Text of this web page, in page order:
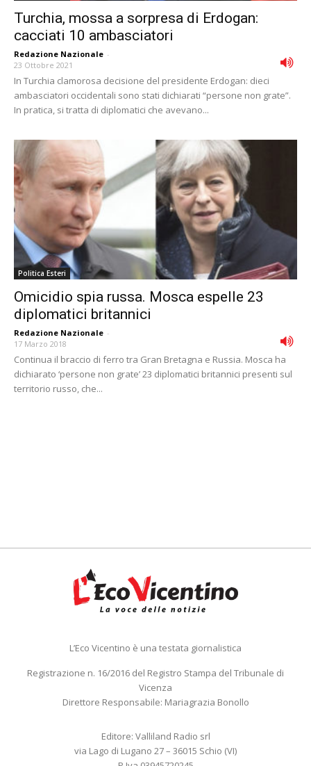
Turchia, mossa a sorpresa di Erdogan:
cacciati 10 ambasciatori
Redazione Nazionale -
23 Ottobre 2021
In Turchia clamorosa decisione del presidente Erdogan: dieci
ambasciatori occidentali sono stati dichiarati “persone non grate”.
In pratica, si tratta di diplomatici che avevano...
Politica Esteri
Omicidio spia russa. Mosca espelle 23
diplomatici britannici
Redazione Nazionale -
17 Marzo 2018
Continua il braccio di ferro tra Gran Bretagna e Russia. Mosca ha
dichiarato ‘persone non grate’ 23 diplomatici britannici presenti sul
territorio russo, che...
L’Eco Vicentino è una testata giornalistica
Registrazione n. 16/2016 del Registro Stampa del Tribunale di
Vicenza
Direttore Responsabile: Mariagrazia Bonollo
Editore: Valliland Radio srl
via Lago di Lugano 27 – 36015 Schio (VI)